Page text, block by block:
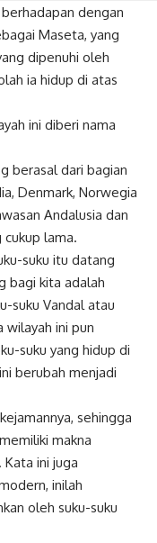
dengan
Maseta, yang
dipenuhi oleh
ia hidup di atas
ini diberi nama
berasal dari bagian
Denmark, Norwegia
Andalusia dan
cukup lama.
suku itu datang
bagi kita adalah
suku Vandal atau
wilayah ini pun
suku yang hidup di
berubah menjadi
sehingga
makna
Kata ini juga
inilah
oleh suku-suku